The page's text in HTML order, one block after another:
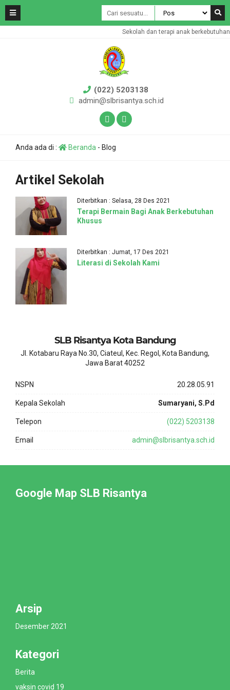
Sekolah dan terapi anak
(022) 5203138
admin@slbrisantya.sch.id
Anda ada di : Beranda - Blog
Artikel Sekolah
Diterbitkan : Selasa, 28 Des 2021
Terapi Bermain Bagi Anak Berkebutuhan
Khusus
Diterbitkan : Jumat, 17 Des 2021
Literasi di Sekolah Kami
SLB Risantya Kota Bandung
Jl. Kotabaru Raya No.30, Ciateul, Kec. Regol, Kota Bandung,
Jawa Barat 40252
NSPN 20.28.05.91
Kepala Sekolah Sumaryani, S.Pd
Telepon (022) 5203138
Email admin@slbrisantya.sch.id
Google Map SLB Risantya
Arsip
Desember 2021
Kategori
Berita
vaksin covid 19